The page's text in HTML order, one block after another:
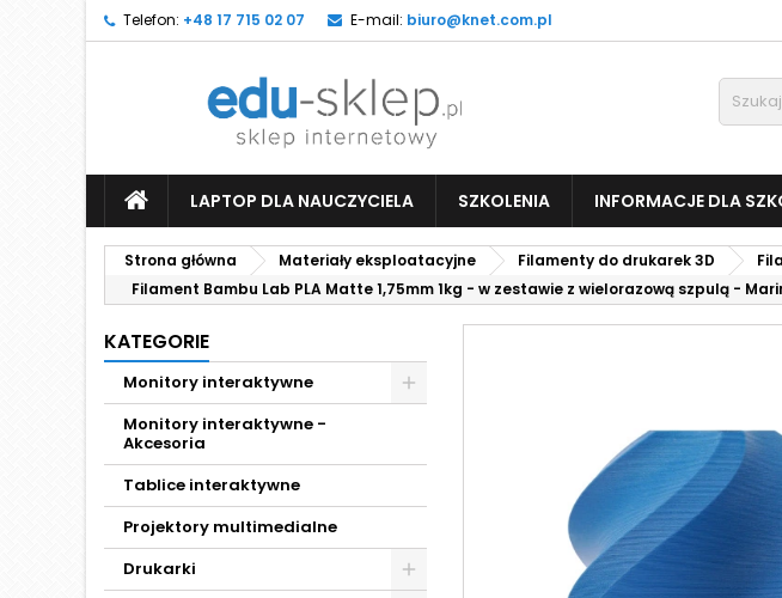
Telefon: +48 17 715 02 07 E-mail: biuro@knet.com.pl
LAPTOP DLA NAUCZYCIELA SZKOLENIA INFORMACJE DLA
Strona główna Materiały eksploatacyjne Filamenty do drukarek 3D
Filament Bambu Lab PLA Matte 1,75mm 1kg - w zestawie z wielorazową szpulą -
KATEGORIE
Monitory interaktywne
Monitory interaktywne -
Akcesoria
Tablice interaktywne
Projektory multimedialne
Drukarki